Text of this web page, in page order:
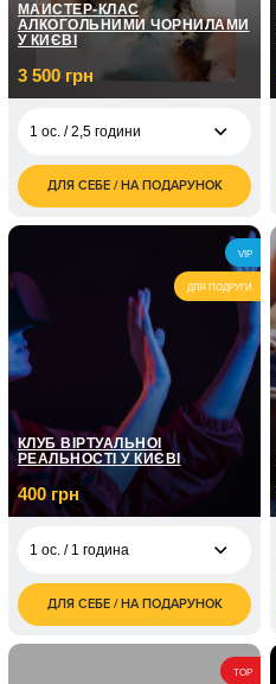
МАЙСТЕР-КЛАС
АЛКОГОЛЬНИМИ ЧОРНИЛАМИ
У КИЄВІ
3 500 грн
1 ос. / 2,5 години
3 500
грн
7 000
грн
ДЛЯ СЕБЕ / НА ПОДАРУНОК
VIP
ДЛЯ ПОДРУГИ
КЛУБ ВІРТУАЛЬНОЇ
РЕАЛЬНОСТІ У КИЄВІ
400 грн
1 ос. / 1 година
400
грн
800
грн
ДЛЯ СЕБЕ / НА ПОДАРУНОК
TOP